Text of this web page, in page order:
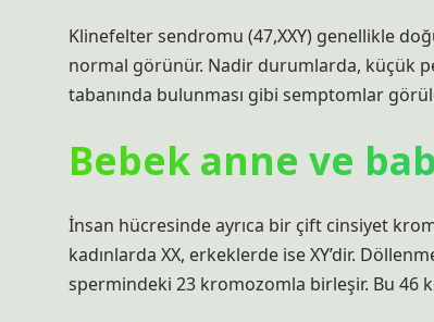
Klinefelter sendromu (47,XXY) genellikle
normal görünür. Nadir durumlarda, küçük
tabanında bulunması gibi semptomlar
Bebek anne ve
İnsan hücresinde ayrıca bir çift cinsiyet
kadınlarda XX, erkeklerde ise XY’dir.
spermindeki 23 kromozomla birleşir. Bu 46